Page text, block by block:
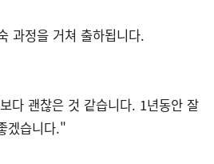
과정을 거쳐 출하됩니다.
다 괜찮은 것 같습니다. 1년동안 잘
겠습니다."